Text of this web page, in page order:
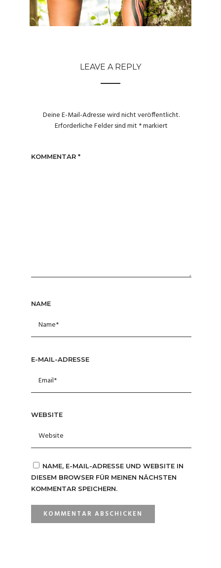
LEAVE A REPLY
Deine E-Mail-Adresse wird nicht veröffentlicht.
Erforderliche Felder sind mit *markiert
KOMMENTAR *
NAME
E-MAIL-ADRESSE
WEBSITE
NAME, E-MAIL-ADRESSE UND WEBSITE IN
DIESEM BROWSER FÜR MEINEN NÄCHSTEN
KOMMENTAR SPEICHERN.